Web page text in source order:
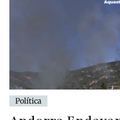
Política